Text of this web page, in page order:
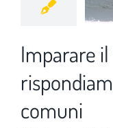
Imparare
comuni